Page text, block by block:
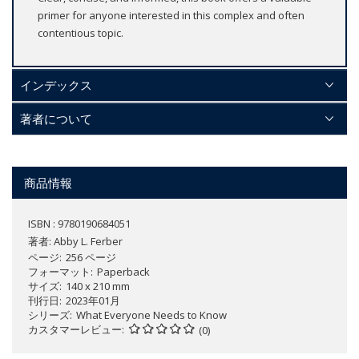
primer for anyone interested in this complex and often
contentious topic.
インデックス
著者について
商品情報
ISBN : 9780190684051
著者: Abby L. Ferber
ページ 256 ページ
フォーマット
Paperback
サイズ 140 x 210 mm
刊行日 2023年01月
シリーズ What Everyone Needs to Know
カスタマーレビュー
(0)